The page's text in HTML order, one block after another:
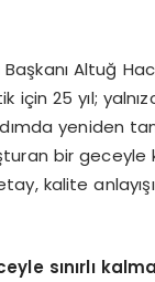
Altuğ
için 25 yıl;
yeniden
bir geceyle
kalite
sınırlı